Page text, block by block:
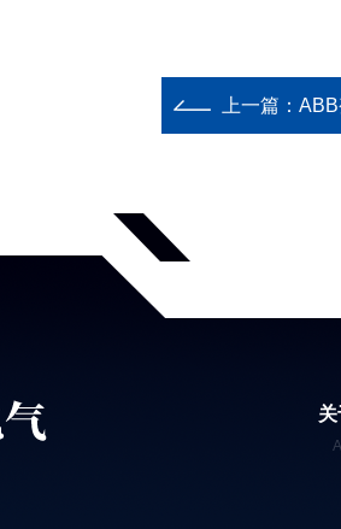
上一篇：